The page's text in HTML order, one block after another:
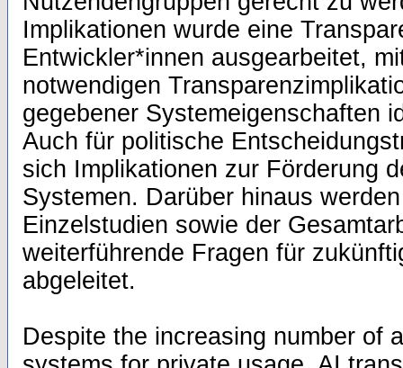
Implikationen wurde eine
Entwickler*innen ausgearbeitet,
notwendigen
gegebener Systemeigenschaften
Auch für politische
sich Implikationen zur Förderung
Systemen. Darüber hinaus
Einzelstudien sowie der
weiterführende Fragen für
abgeleitet.
Despite the increasing number of